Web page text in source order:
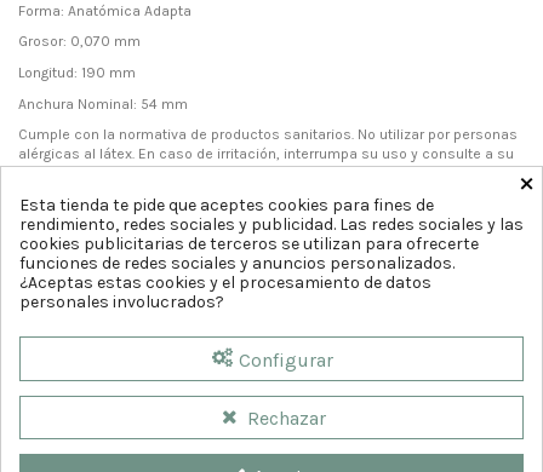
Forma: Anatómica Adapta
Grosor: 0,070 mm
Longitud: 190 mm
Anchura Nominal: 54 mm
Cumple con la normativa de productos sanitarios. No utilizar por personas
alérgicas al látex. En caso de irritación, interrumpa su uso y consulte a su
×
Esta tienda te pide que aceptes cookies para fines de
rendimiento, redes sociales y publicidad. Las redes sociales y las
cookies publicitarias de terceros se utilizan para ofrecerte
funciones de redes sociales y anuncios personalizados.
¿Aceptas estas cookies y el procesamiento de datos
personales involucrados?
Configurar
Rechazar